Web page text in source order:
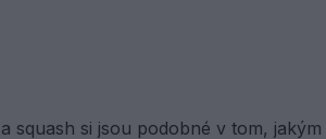
squash si jsou podobné v tom,